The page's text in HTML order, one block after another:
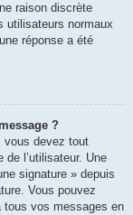
raison discrète
utilisateurs normaux
réponse a été
?
vous devez tout
de l’utilisateur. Une
signature » depuis
Vous pouvez
tous vos messages en